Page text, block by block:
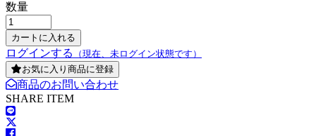
数量
ログインする
（現在、未ログイン状態です）
お気に入り商品に登録
商品のお問い合わせ
SHARE ITEM